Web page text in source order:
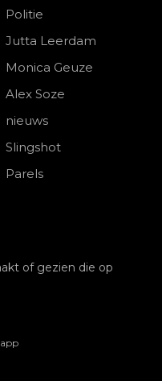
Politie
Jutta Leerdam
Monica Geuze
Alex Soze
nieuws
Slingshot
Parels
of gezien die op